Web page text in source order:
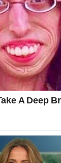
vam donosi
–
za
To može biti
daje veću
radite nešto
znači